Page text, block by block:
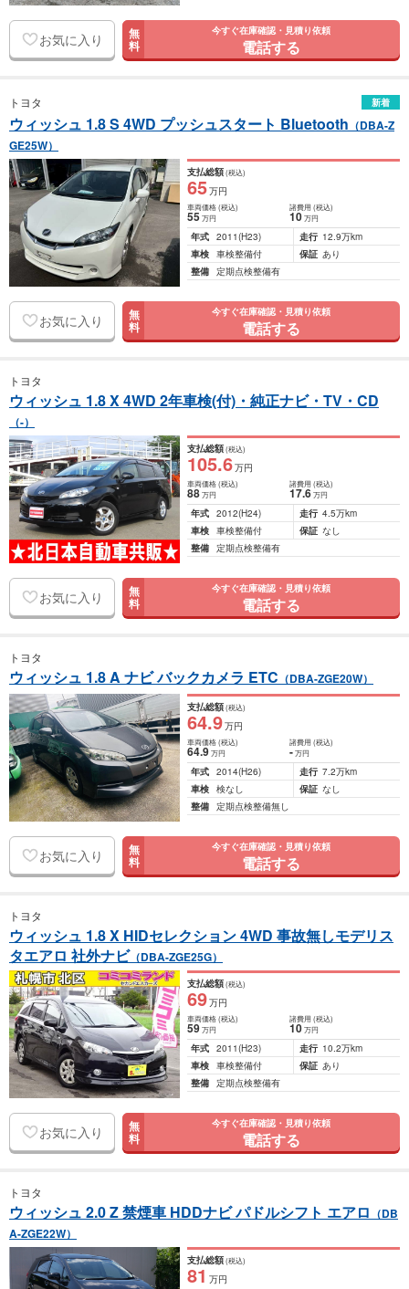
お気に入り 無
料
今すぐ在庫確認・見積り依頼
電話する
トヨタ 新着
ウィッシュ 1.8 S 4WD プッシュスタート Bluetooth （DBA-Z
GE25W）
支払総額(税込)
65万円
車両価格(税込)
55万円
諸費用 (税込)
10 万円
年式 2011(H23) 走行 12.9万km
車検 車検整備付 保証 あり
整備 定期点検整備有
お気に入り 無
料
今すぐ在庫確認・見積り依頼
電話する
トヨタ
ウィッシュ 1.8 X 4WD 2年車検(付)・純正ナビ・TV・CD
（-）
支払総額(税込)
105.6万円
車両価格(税込)
88万円
諸費用 (税込)
17.6 万円
年式 2012(H24) 走行 4.5万km
車検 車検整備付 保証 なし
整備 定期点検整備有
お気に入り 無
料
今すぐ在庫確認・見積り依頼
電話する
トヨタ
ウィッシュ 1.8 A ナビ バックカメラ ETC （DBA-ZGE20W）
支払総額(税込)
64.9万円
車両価格(税込)
64.9万円
諸費用 (税込)
- 万円
年式 2014(H26) 走行 7.2万km
車検 検なし 保証 なし
整備 定期点検整備無し
お気に入り 無
料
今すぐ在庫確認・見積り依頼
電話する
トヨタ
ウィッシュ 1.8 X HIDセレクション 4WD 事故無しモデリス
タエアロ 社外ナビ（DBA-ZGE25G）
支払総額(税込)
69万円
車両価格(税込)
59万円
諸費用 (税込)
10 万円
年式 2011(H23) 走行 10.2万km
車検 車検整備付 保証 あり
整備 定期点検整備有
お気に入り 無
料
今すぐ在庫確認・見積り依頼
電話する
トヨタ
ウィッシュ 2.0 Z 禁煙車 HDDナビ パドルシフト エアロ （DB
A-ZGE22W）
支払総額(税込)
81 万円